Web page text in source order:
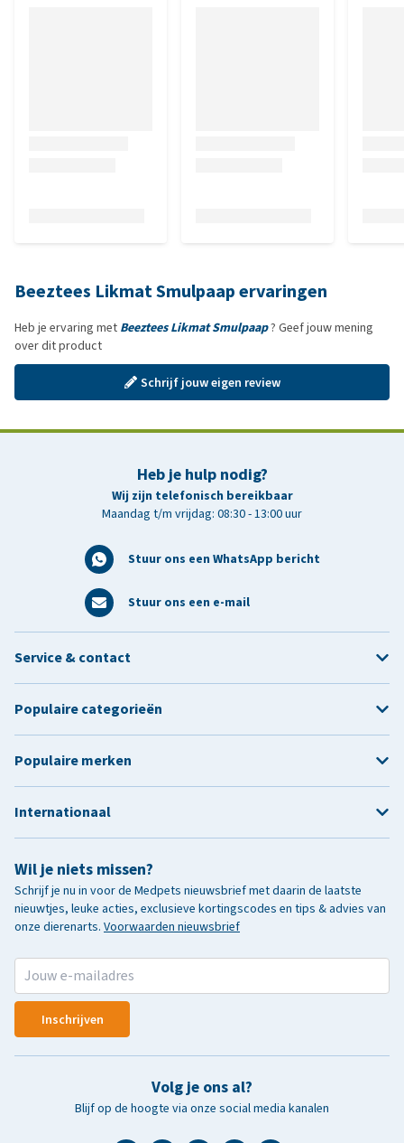
Beeztees Likmat Smulpaap ervaringen
Heb je ervaring met Beeztees Likmat Smulpaap? Geef jouw mening
over dit product
Schrijf jouw eigen review
Heb je hulp nodig?
Wij zijn telefonisch bereikbaar
Maandag t/m vrijdag: 08:30 - 13:00 uur
Stuur ons een WhatsApp bericht
Stuur ons een e-mail
Wil je niets missen?
Schrijf je nu in voor de Medpets nieuwsbrief met daarin de laatste
nieuwtjes, leuke acties, exclusieve kortingscodes en tips & advies van
onze dierenarts. Voorwaarden nieuwsbrief
Inschrijven
Volg je ons al?
Blijf op de hoogte via onze social media kanalen
Service & contact
Populaire categorieën
Populaire merken
Internationaal